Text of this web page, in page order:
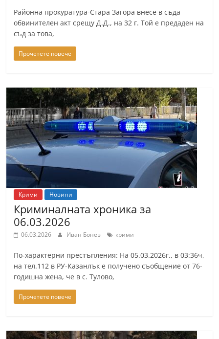
Районна прокуратура-Стара Загора внесе в съда
обвинителен акт срещу Д.Д., на 32 г. Той е предаден на
съд за това,
Прочетете повече
Крими Новини
Криминалната хроника за
06.03.2026
06.03.2026 Иван Бонев крими
По-характерни престъпления: На 05.03.2026г., в 03:36ч,
на тел.112 в РУ-Казанлък е получено съобщение от 76-
годишна жена, че в с. Тулово,
Прочетете повече